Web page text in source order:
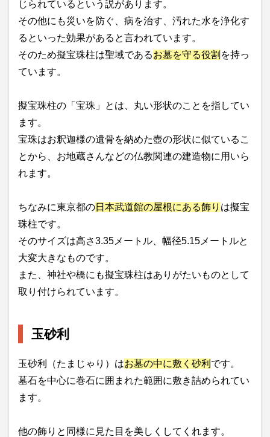
じられているという説があります。
その他にも災いを防ぐ、病を治す、汚れた水を浄化す
るといった効果があると言われています。
そのため擬宝珠柱は聖域であるお墓を守る役割 を持っ
ています。
擬宝珠柱の「宝珠」とは、丸い形状のことを指してい
ます。
宝珠はお釈迦様の遺骨を納めた壺の形状に似ているこ
とから、お地蔵さんなどの仏教関連の建造物に用いら
れます。
ちなみに東京都の日本武道館の屋根にある飾り は擬宝
珠柱です。
そのサイズは高さ3.35メートル、幅径5.15メートルと
大変大きなものです。
また、神社や橋にも擬宝珠柱はありがたいものとして
取り付けられています。
玉砂利
玉砂利（たまじゃり）はお墓の中に敷く砂利 です。
墓石を中心に巻石に囲まれた範囲に敷き詰められてい
ます。
他の飾りと同様に見た目を美しくしてくれます。